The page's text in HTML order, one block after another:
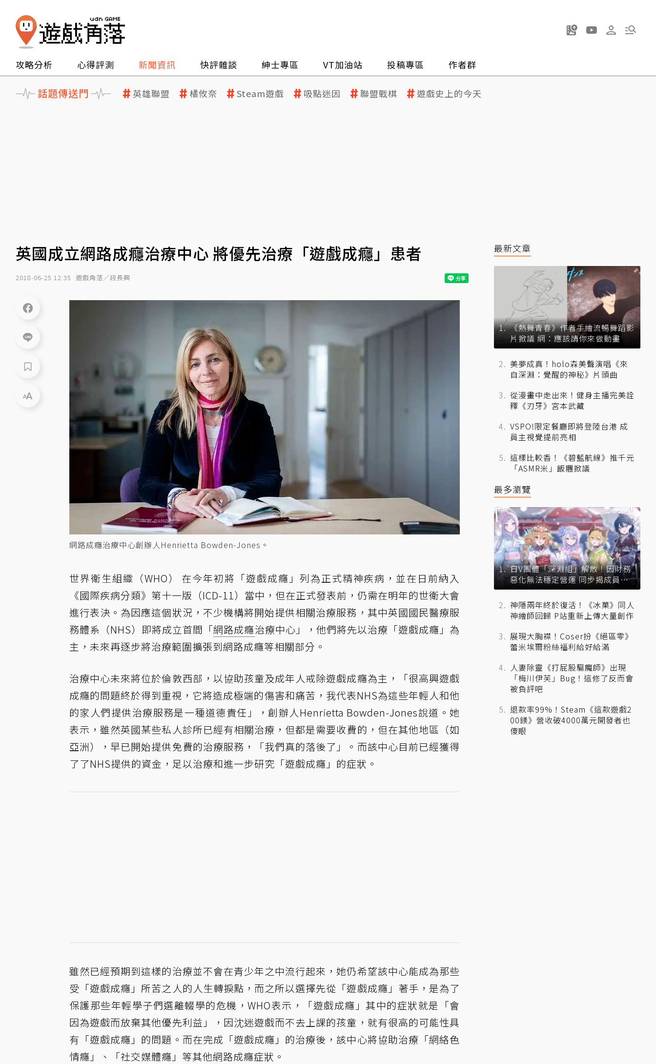
攻略分析 心得評測 新聞資訊 快評雜談 紳士專區 VT加油站 投稿專區 作者群
話題傳送門 英雄聯盟 橘攸奈 Steam遊戲 吸點迷因 聯盟戰棋 遊戲史上的今天
英國成立網路成癮治療中心 將優先治療「遊戲成癮」患者
2018-06-25 12:35 遊戲角落／段長興
網路成癮治療中心創辦人Henrietta Bowden-Jones。
世界衛生組織（WHO） 在今年初將「遊戲成癮」列為正式精神疾病，並在日前納入
《國際疾病分類》第十一版（ICD-11）當中，但在正式發表前，仍需在明年的世衛大會
進行表決。為因應這個狀況，不少機構將開始提供相關治療服務，其中英國國民醫療服
務體系（NHS）即將成立首間「網路成癮治療中心」，他們將先以治療「遊戲成癮」為
主，未來再逐步將治療範圍擴張到網路成癮等相關部分。
治療中心未來將位於倫敦西部，以協助孩童及成年人戒除遊戲成癮為主，「很高興遊戲
成癮的問題終於得到重視，它將造成極端的傷害和痛苦，我代表NHS為這些年輕人和他
的家人們提供治療服務是一種道德責任」，創辦人Henrietta Bowden-Jones說道。她
表示，雖然英國某些私人診所已經有相關治療，但都是需要收費的，但在其他地區（如
亞洲），早已開始提供免費的治療服務，「我們真的落後了」。而該中心目前已經獲得
了了NHS提供的資金，足以治療和進一步研究「遊戲成癮」的症狀。
雖然已經預期到這樣的治療並不會在青少年之中流行起來，她仍希望該中心能成為那些
受「遊戲成癮」所苦之人的人生轉捩點，而之所以選擇先從「遊戲成癮」著手，是為了
保護那些年輕學子們選離輟學的危機，WHO表示，「遊戲成癮」其中的症狀就是「會
因為遊戲而放棄其他優先利益」，因沈迷遊戲而不去上課的孩童，就有很高的可能性具
有「遊戲成癮」的問題。而在完成「遊戲成癮」的治療後，該中心將協助治療「網絡色
情癮」、「社交媒體癮」等其他網路成癮症狀。
最新文章
《熱舞青春》作者手繪流暢舞蹈影
片掀議 網：應該請你來做動畫
美夢成真！holo森美聲演唱《來
自深淵：覺醒的神秘》片頭曲
從漫畫中走出來！健身主播完美詮
釋《刃牙》宮本武藏
VSPO!限定餐廳即將登陸台港 成
員主視覺提前亮相
這樣比較香！《碧藍航線》推千元
「ASMR米」飯糰掀議
最多瀏覽
日V團體「深淵組」解散！因財務
惡化無法穩定營運 同步揭成員未
來去向
神隱兩年終於復活！《冰菓》同人
神繪師回歸 P站重新上傳大量創作
展現大胸襟！Coser扮《絕區零》
蕾米埃爾粉絲福利給好給滿
人妻除靈《打屁股驅魔師》出現
「梅川伊芙」Bug！這修了反而會
被負評吧
退款率99%！Steam《這款遊戲2
00鎂》營收破4000萬元開發者也
傻眼